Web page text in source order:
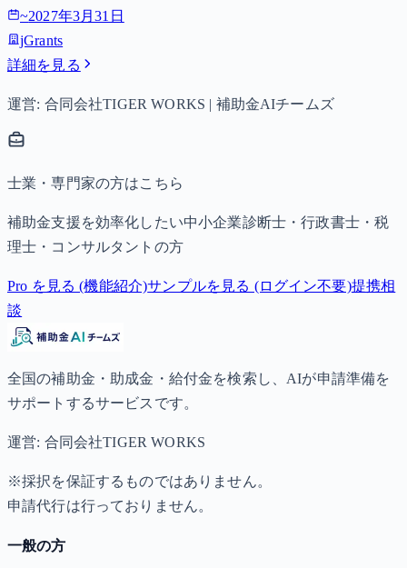
~2027年3月31日
jGrants
詳細を見る
運営: 合同会社TIGER WORKS | 補助金AIチームズ
士業・専門家の方はこちら
補助金支援を効率化したい中小企業診断士・行政書士・税
理士・コンサルタントの方
Pro を見る (機能紹介)サンプルを見る (ログイン不要)提携相
談
全国の補助金・助成金・給付金を検索し、AIが申請準備を
サポートするサービスです。
運営: 合同会社TIGER WORKS
※採択を保証するものではありません。
申請代行は行っておりません。
一般の方